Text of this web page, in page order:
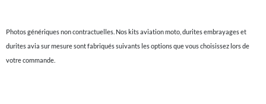
Photos génériques non contractuelles. Nos kits aviation moto, durites embrayages et
durites avia sur mesure sont fabriqués suivants les options que vous choisissez lors de
votre commande.